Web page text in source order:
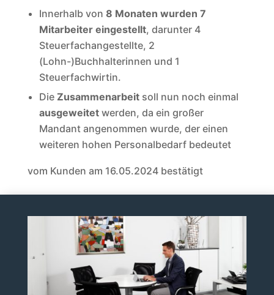
Innerhalb von 8 Monaten wurden 7
Mitarbeiter eingestellt, darunter 4
Steuerfachangestellte, 2
(Lohn-)Buchhalterinnen und 1
Steuerfachwirtin.
Die Zusammenarbeitsoll nun noch einmal
ausgeweitetwerden, da ein großer
Mandant angenommen wurde, der einen
weiteren hohen Personalbedarf bedeutet
vom Kunden am 16.05.2024 bestätigt